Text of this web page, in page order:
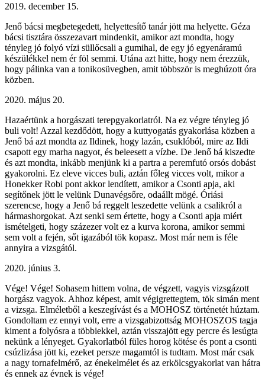
2019. december 15.
Jenő bácsi megbetegedett, helyettesítő tanár jött ma helyette. Géza
bácsi tisztára összezavart mindenkit, amikor azt mondta, hogy
tényleg jó folyó vízi süllőcsali a gumihal, de egy jó egyenáramú
készülékkel nem ér föl semmi. Utána azt hitte, hogy nem érezzük,
hogy pálinka van a tonikosüvegben, amit többször is meghúzott óra
közben.
2020. május 20.
Hazaértünk a horgászati terepgyakorlatról. Na ez végre tényleg jó
buli volt! Azzal kezdődött, hogy a kuttyogatás gyakorlása közben a
Jenő bá azt mondta az Ildinek, hogy lazán, csuklóból, mire az Ildi
csapott egy marha nagyot, és beleesett a vízbe. De Jenő bá kiszedte
és azt mondta, inkább menjünk ki a partra a peremfutó orsós dobást
gyakorolni. Ez eleve vicces buli, aztán főleg vicces volt, mikor a
Honekker Robi pont akkor lendített, amikor a Csonti apja, aki
segítőnek jött le velünk Dunavégsőre, odaállt mögé. Óriási
szerencse, hogy a Jenő bá reggelt leszedette velünk a csalikról a
hármashorgokat. Azt senki sem értette, hogy a Csonti apja miért
ismételgeti, hogy százezer volt ez a kurva korona, amikor semmi
sem volt a fején, sőt igazából tök kopasz. Most már nem is féle
annyira a vizsgától.
2020. június 3.
Vége! Vége! Sohasem hittem volna, de végzett, vagyis vizsgázott
horgász vagyok. Ahhoz képest, amit végigrettegtem, tök simán ment
a vizsga. Elméletből a keszegívást és a MOHOSZ történetét húztam.
Gondoltam ez ennyi volt, erre a vizsgabizottság MOHOSZOS tagja
kiment a folyósra a többiekkel, aztán visszajött egy percre és lesúgta
nekünk a lényeget. Gyakorlatból füles horog kötése és pont a csonti
csúzlizása jött ki, ezeket persze magamtól is tudtam. Most már csak
a nagy tornafelmérő, az énekelmélet és az erkölcsgyakorlat van hátra
és ennek az évnek is vége!